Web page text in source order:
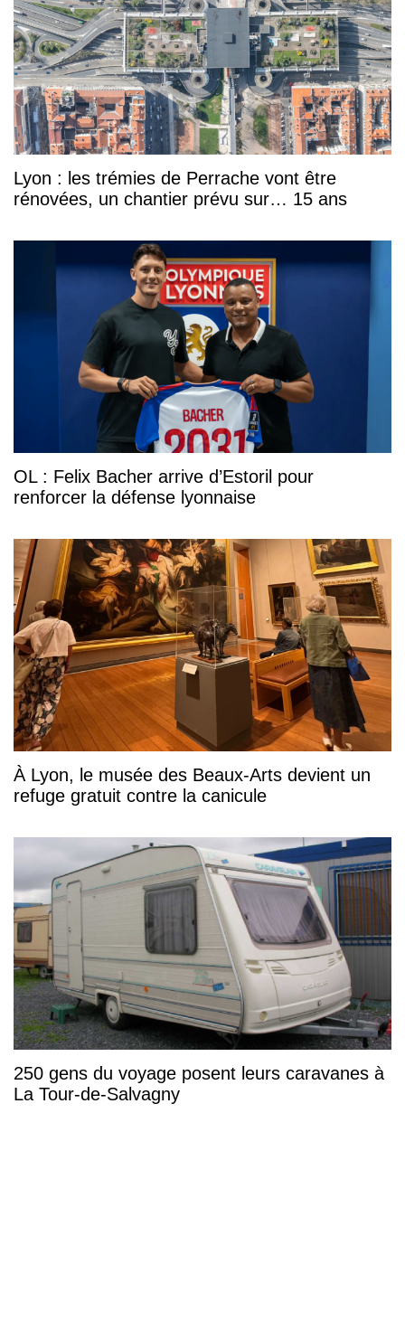
Lyon : les trémies de Perrache vont être
rénovées, un chantier prévu sur… 15 ans
OL : Felix Bacher arrive d’Estoril pour
renforcer la défense lyonnaise
À Lyon, le musée des Beaux-Arts devient un
refuge gratuit contre la canicule
250 gens du voyage posent leurs caravanes à
La Tour-de-Salvagny